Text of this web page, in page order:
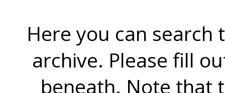
Here you can search
archive. Please fill
beneath. Note that